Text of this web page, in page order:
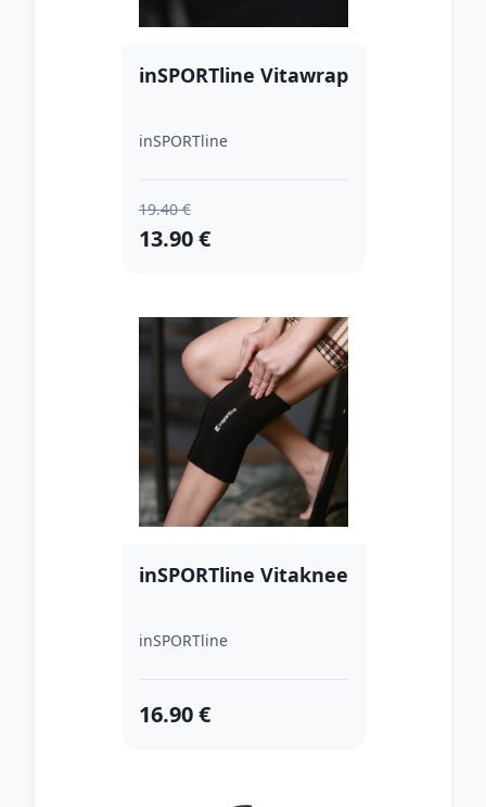
inSPORTline Vitawrap
inSPORTline
19.40 €
13.90 €
inSPORTline Vitaknee
inSPORTline
16.90 €